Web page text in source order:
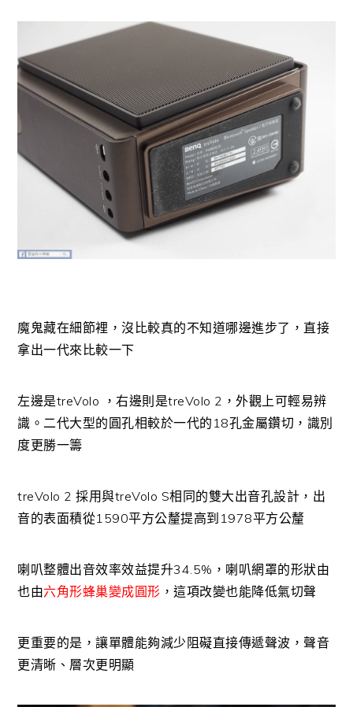
魔鬼藏在細節裡，沒比較真的不知道哪邊進步了，直接
拿出一代來比較一下
左邊是treVolo ，右邊則是treVolo 2，外觀上可輕易辨
識。二代大型的圓孔相較於一代的18孔金屬鑽切，識別
度更勝一籌
treVolo 2 採用與treVolo S相同的雙大出音孔設計，出
音的表面積從1590平方公釐提高到1978平方公釐
喇叭整體出音效率效益提升34.5%，喇叭網罩的形狀由
也由六角形蜂巢變成圓形 ，這項改變也能降低氣切聲
更重要的是，讓單體能夠減少阻礙直接傳遞聲波，聲音
更清晰、層次更明顯